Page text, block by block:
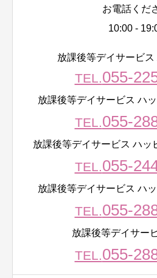
お電話くだ
10:00 -
放課後等デイサービ
TEL.055-
放課後等デイサービス ハ
TEL.055-
放課後等デイサービス ハッ
TEL.055-
放課後等デイサービス ハ
TEL.055-
放課後等デイサー
TEL.055-